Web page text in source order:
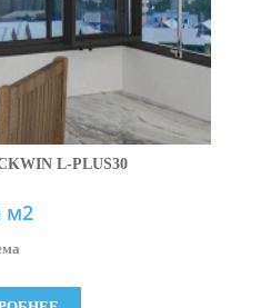
L-PLUS30
м2